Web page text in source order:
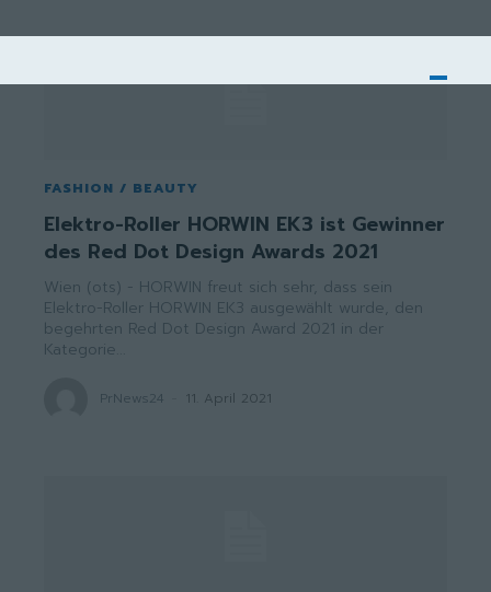
FASHION / BEAUTY
Elektro-Roller HORWIN EK3 ist Gewinner
des Red Dot Design Awards 2021
Wien (ots) - HORWIN freut sich sehr, dass sein
Elektro-Roller HORWIN EK3 ausgewählt wurde, den
begehrten Red Dot Design Award 2021 in der
Kategorie...
PrNews24 11. April 2021